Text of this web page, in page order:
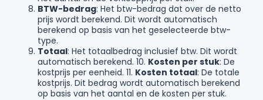
BTW-bedrag: Het btw-bedrag dat over de netto
prijs wordt berekend. Dit wordt automatisch
berekend op basis van het geselecteerde btw-
type.
Totaal: Het totaalbedrag inclusief btw. Dit wordt
automatisch berekend. 10. Kosten per stuk: De
kostprijs per eenheid. 11. Kosten totaal: De totale
kostprijs. Dit bedrag wordt automatisch berekend
op basis van het aantal en de kosten per stuk.